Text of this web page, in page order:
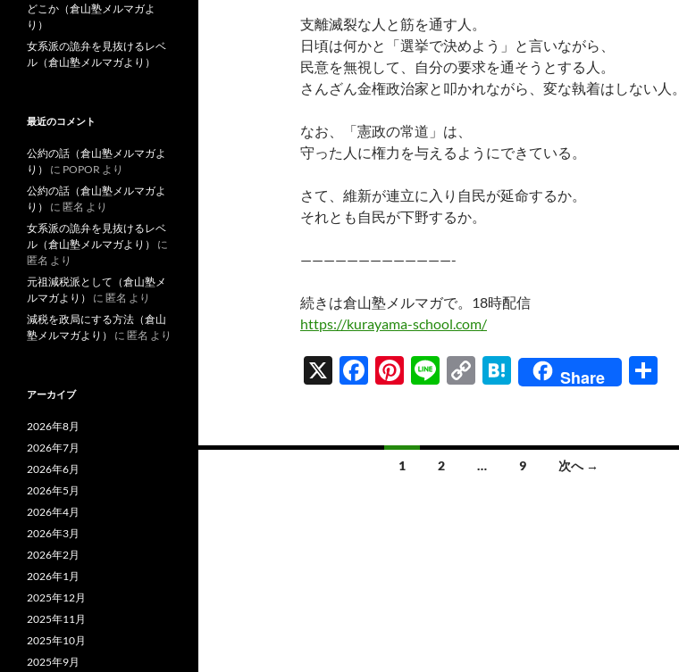
支離滅裂な人と筋を通す人。
日頃は何かと「選挙で決めよう」と言いながら、
民意を無視して、自分の要求を通そうとする人。
さんざん金権政治家と叩かれながら、変な執着はしない人。
なお、「憲政の常道」は、
守った人に権力を与えるようにできている。
さて、維新が連立に入り自民が延命するか。
それとも自民が下野するか。
—————————————-
続きは倉山塾メルマガで。18時配信
https://kurayama-school.com/
X
F
b
Pi
es
Li
C
y
H
at
n
Share
1 2 … 9 次へ →
どこか（倉山塾メルマガよ
り）
女系派の詭弁を見抜けるレベ
ル（倉山塾メルマガより）
最近のコメント
公約の話（倉山塾メルマガよ
り）
に POPOR より
公約の話（倉山塾メルマガよ
り）
に 匿名 より
女系派の詭弁を見抜けるレベ
ル（倉山塾メルマガより）
に
匿名 より
元祖減税派として（倉山塾メ
ルマガより）
に 匿名 より
減税を政局にする方法（倉山
塾メルマガより）
に 匿名 より
アーカイブ
2026年8月
2026年7月
2026年6月
2026年5月
2026年4月
2026年3月
2026年2月
2026年1月
2025年12月
2025年11月
2025年10月
2025年9月